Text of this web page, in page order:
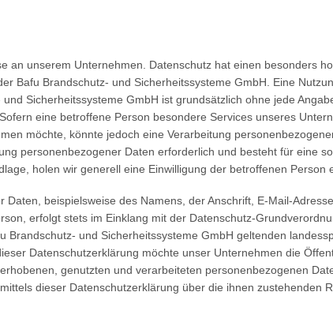
an unserem Unternehmen. Datenschutz hat einen besonders
Bafu Brandschutz- und Sicherheitssysteme GmbH. Eine
Sicherheitssysteme GmbH ist grundsätzlich ohne jede
eine betroffene Person besondere Services unseres
möchte, könnte jedoch eine Verarbeitung
personenbezogener Daten erforderlich und besteht für eine
holen wir generell eine Einwilligung der betroffenen Person
Daten, beispielsweise des Namens, der Anschrift, E-Mail-
erfolgt stets im Einklang mit der Datenschutz-
Brandschutz- und Sicherheitssysteme GmbH geltenden
Datenschutzerklärung möchte unser Unternehmen die
genutzten und verarbeiteten personenbezogenen
dieser Datenschutzerklärung über die ihnen zustehenden